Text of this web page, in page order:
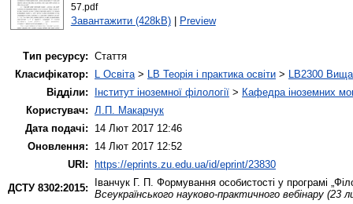
57.pdf
Завантажити (428kB)| Preview
Тип ресурсу: Стаття
Класифікатор:
L Освіта> LB Теорія і практика освіти > LB2300 Вища
Відділи:
Інститут іноземної філології > Кафедра іноземних
Користувач: Л.П. Макарчук
Дата подачі:
14 Лют 2017 12:46
Оновлення:
14 Лют 2017 12:52
URI:
https://eprints.zu.edu.ua/id/eprint/23830
ДСТУ 8302:2015:
Іванчук Г. П. Формування особистості у програмі
Всеукраїнського науково-практичного вебінару (23